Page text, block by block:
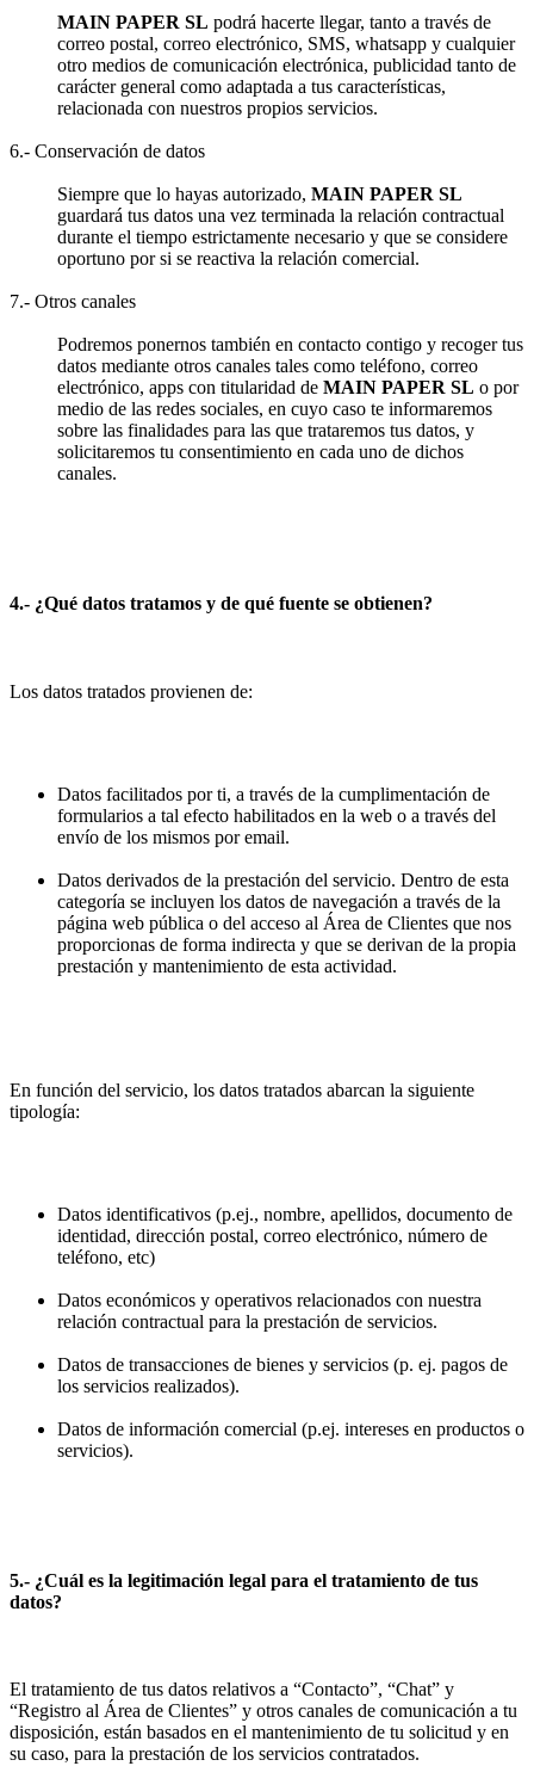
MAIN PAPER SL podrá hacerte llegar, tanto a través de
correo postal, correo electrónico, SMS, whatsapp y cualquier
otro medios de comunicación electrónica, publicidad tanto de
carácter general como adaptada a tus características,
relacionada con nuestros propios servicios.
6.- Conservación de datos
Siempre que lo hayas autorizado, MAIN PAPER SL
guardará tus datos una vez terminada la relación contractual
durante el tiempo estrictamente necesario y que se considere
oportuno por si se reactiva la relación comercial.
7.- Otros canales
Podremos ponernos también en contacto contigo y recoger tus
datos mediante otros canales tales como teléfono, correo
electrónico, apps con titularidad de MAIN PAPER SL o por
medio de las redes sociales, en cuyo caso te informaremos
sobre las finalidades para las que trataremos tus datos, y
solicitaremos tu consentimiento en cada uno de dichos
canales.
4.- ¿Qué datos tratamos y de qué fuente se obtienen?
Los datos tratados provienen de:
Datos facilitados por ti, a través de la cumplimentación de
formularios a tal efecto habilitados en la web o a través del
envío de los mismos por email.
Datos derivados de la prestación del servicio. Dentro de esta
categoría se incluyen los datos de navegación a través de la
página web pública o del acceso al Área de Clientes que nos
proporcionas de forma indirecta y que se derivan de la propia
prestación y mantenimiento de esta actividad.
En función del servicio, los datos tratados abarcan la siguiente
tipología:
Datos identificativos (p.ej., nombre, apellidos, documento de
identidad, dirección postal, correo electrónico, número de
teléfono, etc)
Datos económicos y operativos relacionados con nuestra
relación contractual para la prestación de servicios.
Datos de transacciones de bienes y servicios (p. ej. pagos de
los servicios realizados).
Datos de información comercial (p.ej. intereses en productos o
servicios).
5.- ¿Cuál es la legitimación legal para el tratamiento de tus
datos?
El tratamiento de tus datos relativos a “Contacto”, “Chat” y
“Registro al Área de Clientes” y otros canales de comunicación a tu
disposición, están basados en el mantenimiento de tu solicitud y en
su caso, para la prestación de los servicios contratados.